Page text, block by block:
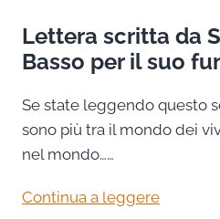
Lettera scritta da
Basso per il suo
Se state leggendo questo
sono più tra il mondo dei
nel mondo……
Continua a leggereLettera